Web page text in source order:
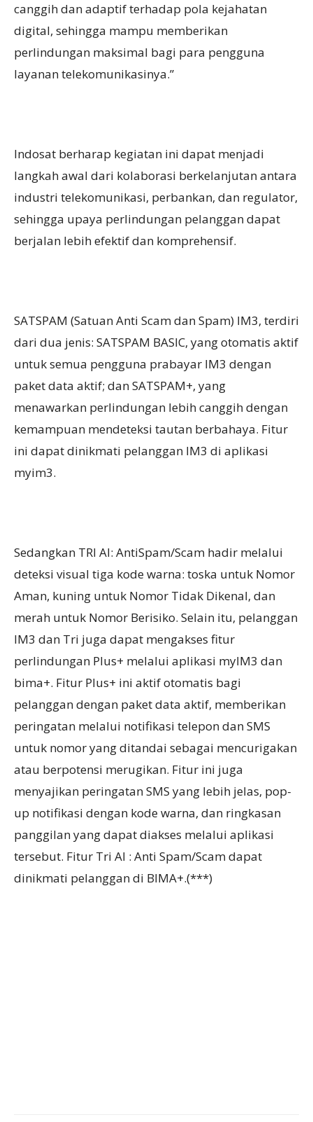
canggih dan adaptif terhadap pola kejahatan
digital, sehingga mampu memberikan
perlindungan maksimal bagi para pengguna
layanan telekomunikasinya.”
Indosat berharap kegiatan ini dapat menjadi
langkah awal dari kolaborasi berkelanjutan antara
industri telekomunikasi, perbankan, dan regulator,
sehingga upaya perlindungan pelanggan dapat
berjalan lebih efektif dan komprehensif.
SATSPAM (Satuan Anti Scam dan Spam) IM3, terdiri
dari dua jenis: SATSPAM BASIC, yang otomatis aktif
untuk semua pengguna prabayar IM3 dengan
paket data aktif; dan SATSPAM+, yang
menawarkan perlindungan lebih canggih dengan
kemampuan mendeteksi tautan berbahaya. Fitur
ini dapat dinikmati pelanggan IM3 di aplikasi
myim3.
Sedangkan TRI AI: AntiSpam/Scam hadir melalui
deteksi visual tiga kode warna: toska untuk Nomor
Aman, kuning untuk Nomor Tidak Dikenal, dan
merah untuk Nomor Berisiko. Selain itu, pelanggan
IM3 dan Tri juga dapat mengakses fitur
perlindungan Plus+ melalui aplikasi myIM3 dan
bima+. Fitur Plus+ ini aktif otomatis bagi
pelanggan dengan paket data aktif, memberikan
peringatan melalui notifikasi telepon dan SMS
untuk nomor yang ditandai sebagai mencurigakan
atau berpotensi merugikan. Fitur ini juga
menyajikan peringatan SMS yang lebih jelas, pop-
up notifikasi dengan kode warna, dan ringkasan
panggilan yang dapat diakses melalui aplikasi
tersebut. Fitur Tri AI : Anti Spam/Scam dapat
dinikmati pelanggan di BIMA+.(***)